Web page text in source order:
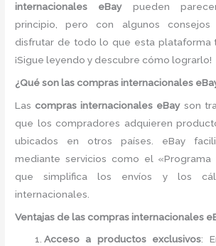
internacionales eBaypueden
principio, pero con algunos consejos
disfrutar de todo lo que esta plataforma
¡Sigue leyendo y descubre cómo lograrlo!
¿Qué son las compras internacionales
Las compras internacionales eBayson
que los compradores adquieren
ubicados en otros países. eBay
mediante servicios como el «Programa
que simplifica los envíos y los
internacionales.
Ventajas de las compras internacionales
Acceso a productos exclusivos: